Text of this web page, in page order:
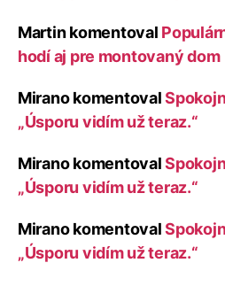
Martinkomentoval
hodí aj pre montovaný dom
Miranokomentoval
„Úsporu vidím už teraz.“
Miranokomentoval
„Úsporu vidím už teraz.“
Miranokomentoval
„Úsporu vidím už teraz.“